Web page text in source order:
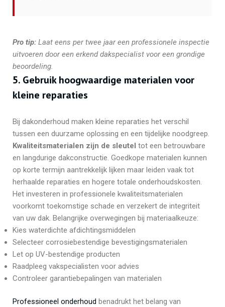
Pro tip: Laat eens per twee jaar een professionele inspectie
uitvoeren door een erkend dakspecialist voor een grondige
beoordeling.
5. Gebruik hoogwaardige materialen voor
kleine reparaties
Bij dakonderhoud maken kleine reparaties het verschil
tussen een duurzame oplossing en een tijdelijke noodgreep.
Kwaliteitsmaterialen zijn de sleutel tot een betrouwbare
en langdurige dakconstructie. Goedkope materialen kunnen
op korte termijn aantrekkelijk lijken maar leiden vaak tot
herhaalde reparaties en hogere totale onderhoudskosten.
Het investeren in professionele kwaliteitsmaterialen
voorkomt toekomstige schade en verzekert de integriteit
van uw dak. Belangrijke overwegingen bij materiaalkeuze:
Kies waterdichte afdichtingsmiddelen
Selecteer corrosiebestendige bevestigingsmaterialen
Let op UV-bestendige producten
Raadpleeg vakspecialisten voor advies
Controleer garantiebepalingen van materialen
Professioneel onderhoud benadrukt het belang van